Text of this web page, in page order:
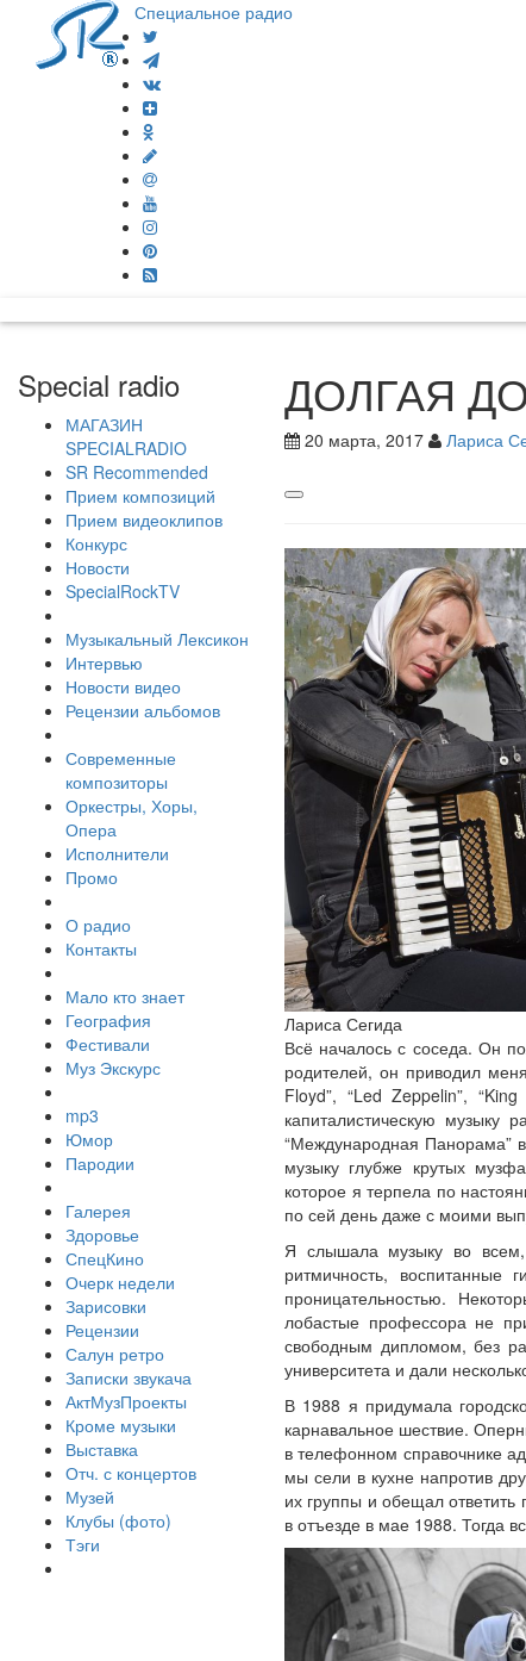
Специальное радио
Special radio
МАГАЗИН
SPECIALRADIO
SR Recommended
Прием композиций
Прием видеоклипов
Конкурс
Новости
SpecialRockTV
Музыкальный Лексикон
Интервью
Новости видео
Рецензии альбомов
Современные
композиторы
Оркестры, Хоры,
Опера
Исполнители
Промо
О радио
Контакты
Мало кто знает
География
Фестивали
Муз Экскурс
mp3
Юмор
Пародии
Галерея
Здоровье
СпецКино
Очерк недели
Зарисовки
Рецензии
Салун ретро
Записки звукача
АктМузПроекты
Кроме музыки
Выставка
Отч. с концертов
Музей
Клубы (фото)
Тэги
ДОЛГАЯ
20 марта, 2017 Лариса
Лариса Сегида
Всё началось с соседа. Он
родителей, он приводил
Floyd”, “Led Zeppelin”,
капиталистическую
“Международная Панорама”
музыку глубже крутых
которое я терпела по
по сей день даже с моими
Я слышала музыку во
ритмичность,
проницательностью.
лобастые профессора не
свободным дипломом, без
университета и дали
В 1988 я придумала
карнавальное шествие.
в телефонном справочнике
мы сели в кухне напротив
их группы и обещал ответить
в отъезде в мае 1988. Тогда